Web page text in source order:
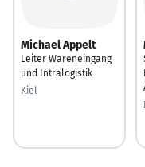
Michael Appelt
Leiter Wareneingang
und Intralogistik
Kiel